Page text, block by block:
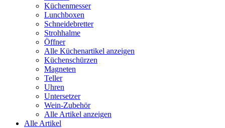
Küchenmesser
Lunchboxen
Schneidebretter
Strohhalme
Öffner
Alle Küchenartikel anzeigen
Küchenschürzen
Magneten
Teller
Uhren
Untersetzer
Wein-Zubehör
Alle Artikel anzeigen
Alle Artikel